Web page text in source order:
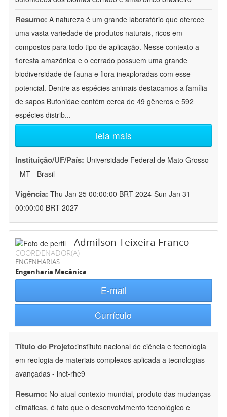
Resumo: A natureza é um grande laboratório que oferece
uma vasta variedade de produtos naturais, ricos em
compostos para todo tipo de aplicação. Nesse contexto a
floresta amazônica e o cerrado possuem uma grande
biodiversidade de fauna e flora inexploradas com esse
potencial. Dentre as espécies animais destacamos a família
de sapos Bufonidae contém cerca de 49 gêneros e 592
espécies distrib...
leia mais
Instituição/UF/País: Universidade Federal de Mato Grosso
- MT - Brasil
Vigência: Thu Jan 25 00:00:00 BRT 2024-Sun Jan 31
00:00:00 BRT 2027
Admilson Teixeira Franco
COORDENADOR(A)
ENGENHARIAS
Engenharia Mecânica
E-mail
Currículo
Título do Projeto:instituto nacional de ciência e tecnologia
em reologia de materiais complexos aplicada a tecnologias
avançadas - inct-rhe9
Resumo: No atual contexto mundial, produto das mudanças
climáticas, é fato que o desenvolvimento tecnológico e